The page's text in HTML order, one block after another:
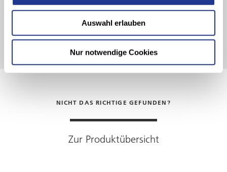
Auswahl erlauben
Nur notwendige Cookies
NICHT DAS RICHTIGE GEFUNDEN?
Zur Produktübersicht